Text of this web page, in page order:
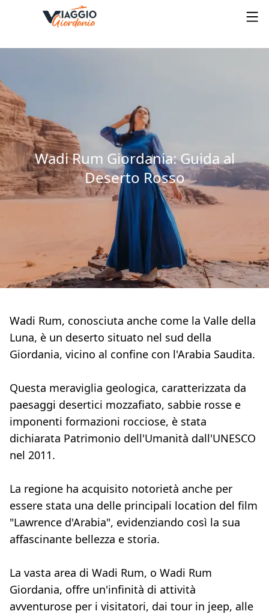
Wadi Rum Giordania: Guida al
Deserto Rosso
Wadi Rum, conosciuta anche come la Valle della
Luna, è un deserto situato nel sud della
Giordania, vicino al confine con l'Arabia Saudita.
Questa meraviglia geologica, caratterizzata da
paesaggi desertici mozzafiato, sabbie rosse e
imponenti formazioni rocciose, è stata
dichiarata Patrimonio dell'Umanità dall'UNESCO
nel 2011.
La regione ha acquisito notorietà anche per
essere stata una delle principali location del film
"Lawrence d'Arabia", evidenziando così la sua
affascinante bellezza e storia.
La vasta area di Wadi Rum, o Wadi Rum
Giordania, offre un'infinità di attività
avventurose per i visitatori, dai tour in jeep, alle